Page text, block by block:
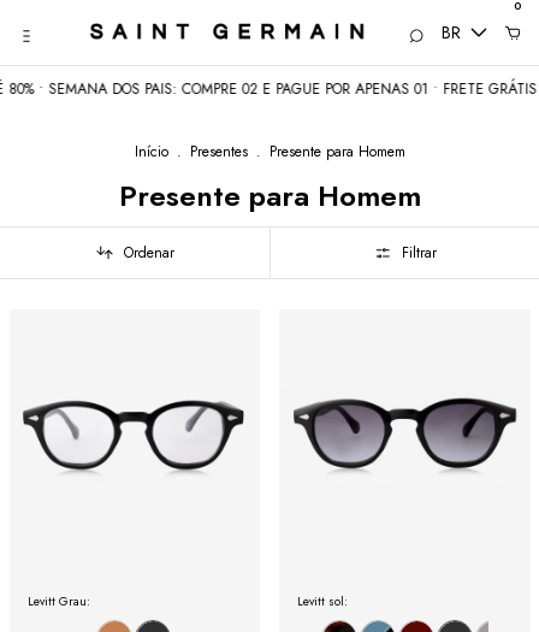
BR
0
SEMANA DOS PAIS: COMPRE 02 E PAGUE POR APENAS 01 • FRETE GRÁTIS
Início . Presentes . Presente para Homem
Presente para Homem
Ordenar Filtrar
Levitt Grau: Levitt sol: